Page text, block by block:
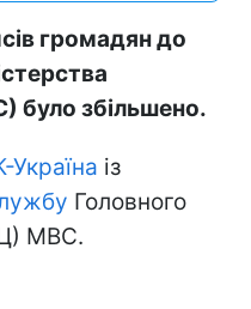
громадян до
було збільшено.
Україна із
Головного
МВС.